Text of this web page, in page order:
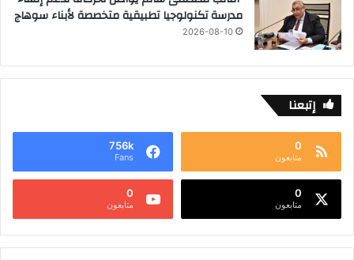
مدرسة تكنولوجيا تطبيقية متخصصة لأبناء سوهاج
2026-08-10
إتبعنا
0
متابعون
756k
Fans
0
متابعون
0
متابعون